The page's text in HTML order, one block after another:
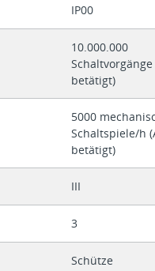
IP00
10.000.000
Schaltvorgänge
betätigt)
5000
Schaltspiele/h
betätigt)
III
3
Schütze